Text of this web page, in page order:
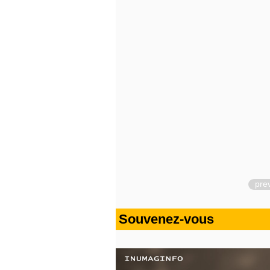
Souvenez-vous